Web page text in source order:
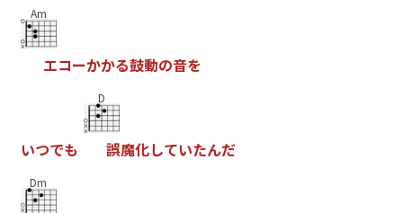
Am
エコーかかる鼓動の音を
いつでも
D
誤魔化していたんだ
Dm